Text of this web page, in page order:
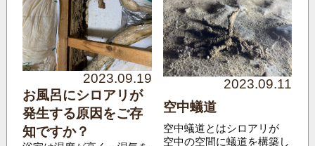
2023.09.19
お風呂にシロアリが
発生する原因をご存
知ですか？
2023.09.11
空中蟻道
空中蟻道とはシロアリが
空中の空間に蟻道を構築し